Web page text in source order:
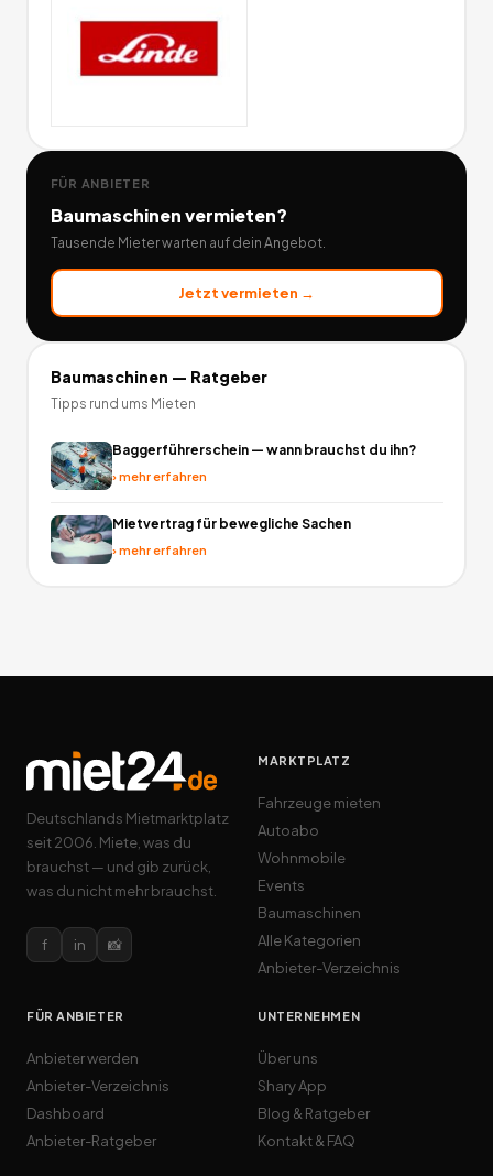
FÜR ANBIETER
Baumaschinenvermieten?
Tausende Mieter warten auf dein Angebot.
Jetzt vermieten →
Baumaschinen — Ratgeber
Tipps rund ums Mieten
Baggerführerschein — wann brauchst du ihn?
›mehr erfahren
Mietvertrag für bewegliche Sachen
›mehr erfahren
Deutschlands Mietmarktplatz
seit 2006. Miete, was du
brauchst — und gib zurück,
was du nicht mehr brauchst.
f in 📸
MARKTPLATZ
Fahrzeuge mieten
Autoabo
Wohnmobile
Events
Baumaschinen
Alle Kategorien
Anbieter-Verzeichnis
FÜR ANBIETER
Anbieter werden
Anbieter-Verzeichnis
Dashboard
Anbieter-Ratgeber
UNTERNEHMEN
Über uns
Shary App
Blog & Ratgeber
Kontakt & FAQ